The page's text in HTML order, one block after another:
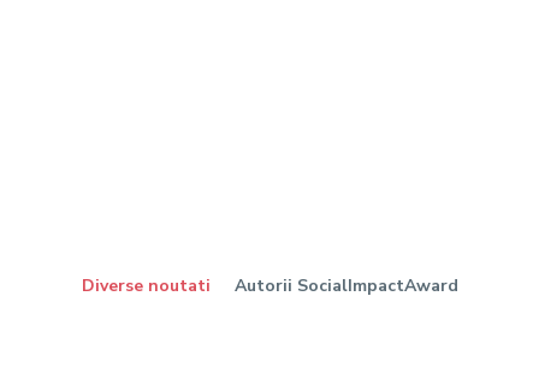
Diverse noutati Autorii SocialImpactAward